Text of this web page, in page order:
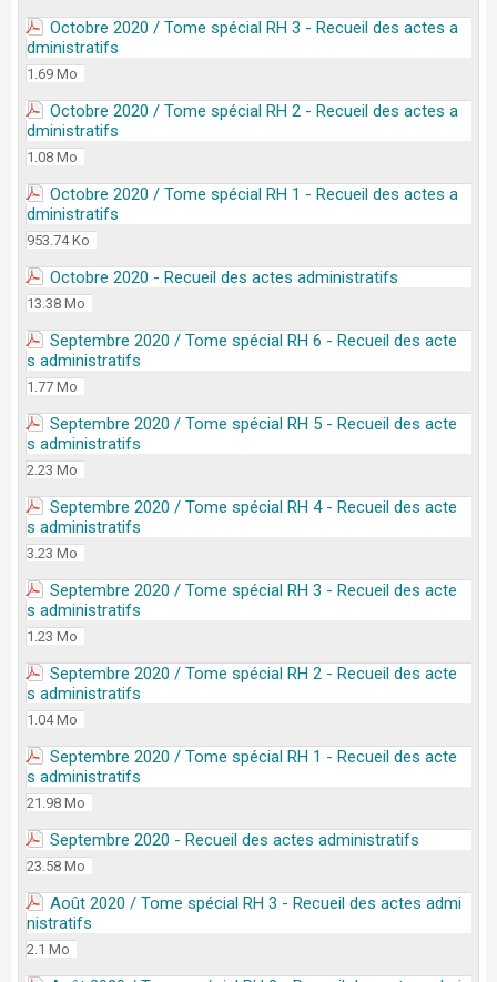
Octobre 2020 / Tome spécial RH 3 - Recueil des actes a
dministratifs
1.69 Mo
Octobre 2020 / Tome spécial RH 2 - Recueil des actes a
dministratifs
1.08 Mo
Octobre 2020 / Tome spécial RH 1 - Recueil des actes a
dministratifs
953.74 Ko
Octobre 2020 - Recueil des actes administratifs
13.38 Mo
Septembre 2020 / Tome spécial RH 6 - Recueil des acte
s administratifs
1.77 Mo
Septembre 2020 / Tome spécial RH 5 - Recueil des acte
s administratifs
2.23 Mo
Septembre 2020 / Tome spécial RH 4 - Recueil des acte
s administratifs
3.23 Mo
Septembre 2020 / Tome spécial RH 3 - Recueil des acte
s administratifs
1.23 Mo
Septembre 2020 / Tome spécial RH 2 - Recueil des acte
s administratifs
1.04 Mo
Septembre 2020 / Tome spécial RH 1 - Recueil des acte
s administratifs
21.98 Mo
Septembre 2020 - Recueil des actes administratifs
23.58 Mo
Août 2020 / Tome spécial RH 3 - Recueil des actes admi
nistratifs
2.1 Mo